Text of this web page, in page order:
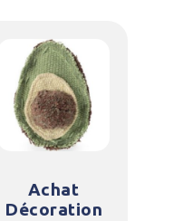
Achat
Décoration